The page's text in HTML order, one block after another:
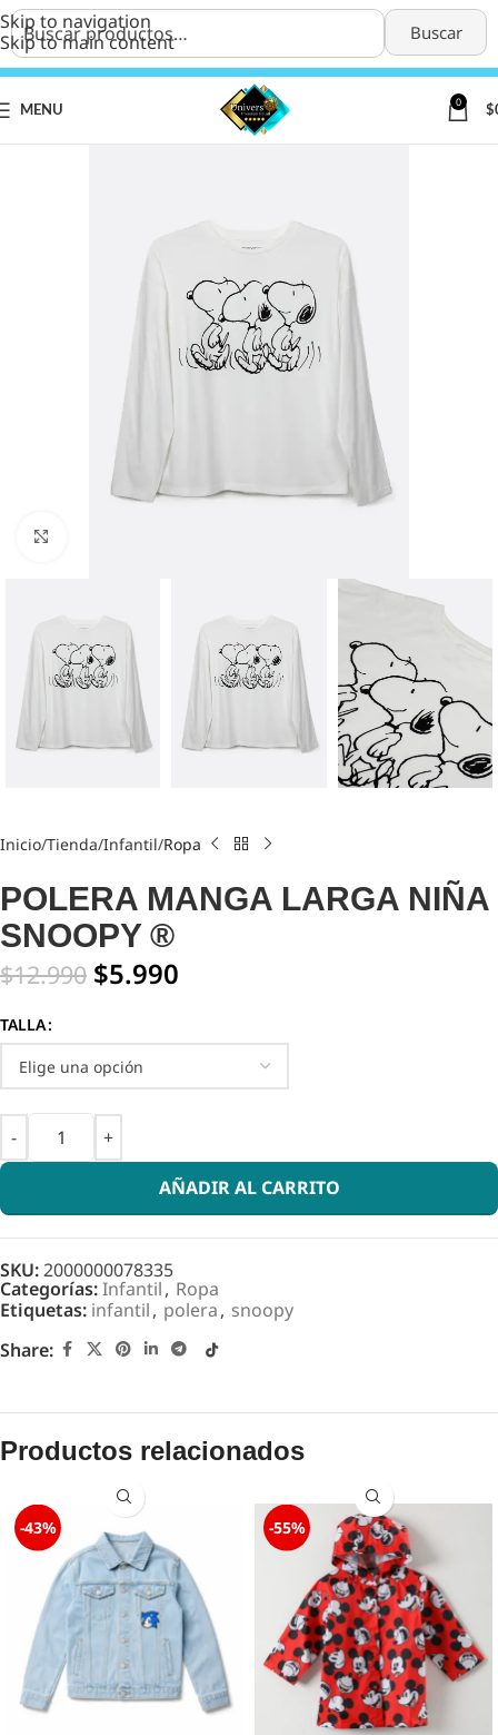
Buscar
Skip to navigation
Skip to main content
MENU
0
$
Inicio Tienda Infantil Ropa
POLERA MANGA LARGA NIÑA
SNOOPY ®
$12.990 $5.990
TALLA
AÑADIR AL CARRITO
SKU:2000000078335
Categorías:Infantil, Ropa
Etiquetas: infantil, polera, snoopy
Share:
Productos relacionados
-43% -55%